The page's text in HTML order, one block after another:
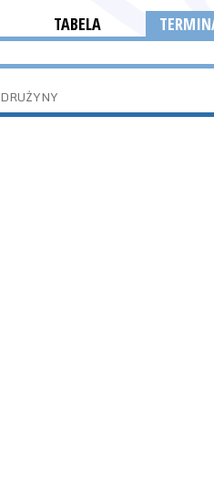
TABELA
DRUŻYNY